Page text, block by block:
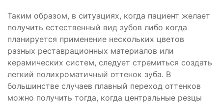
Таким образом, в ситуациях, когда пациент желает
получить естественный вид зубов либо когда
планируется применение нескольких цветов
разных реставрационных материалов или
керамических систем, следует стремиться создать
легкий полихроматичный оттенок зуба. В
большинстве случаев плавный переход оттенков
можно получить тогда, когда центральные резцы